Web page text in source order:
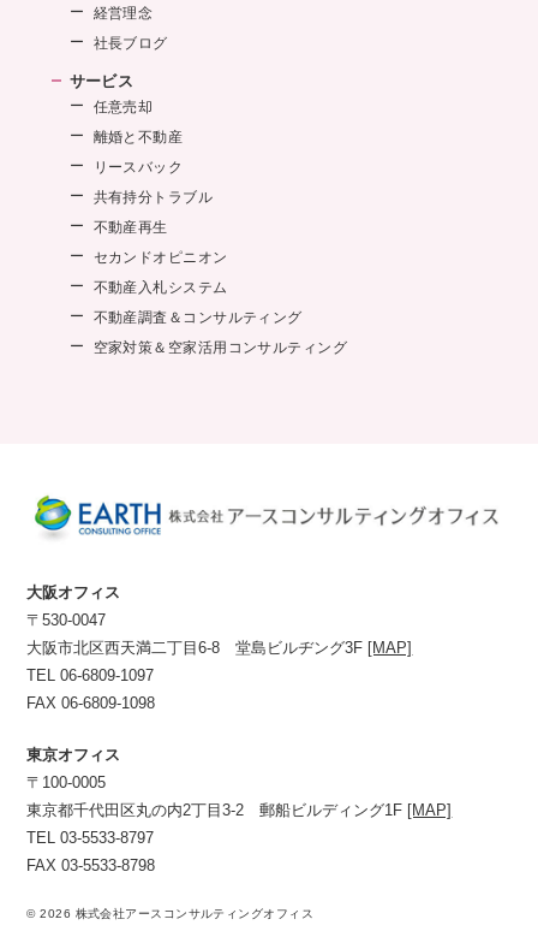
経営理念
社長ブログ
サービス
任意売却
離婚と不動産
リースバック
共有持分トラブル
不動産再生
セカンドオピニオン
不動産入札システム
不動産調査＆コンサルティング
空家対策＆空家活用コンサルティング
大阪オフィス
〒530-0047
大阪市北区西天満二丁目6-8 堂島ビルヂング3F [MAP]
TEL 06-6809-1097
FAX 06-6809-1098
東京オフィス
〒100-0005
東京都千代田区丸の内2丁目3-2 郵船ビルディング1F [MAP]
TEL 03-5533-8797
FAX 03-5533-8798
© 2026 株式会社アースコンサルティングオフィス